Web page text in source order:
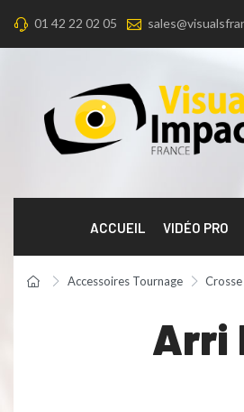
01 42 22 02 05
ACCUEIL VIDÉO PRO
Accessoires Tournage
Arri